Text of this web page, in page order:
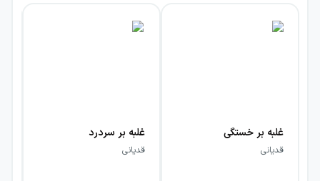
غلبه بر خستگی
قدیانی
غلبه بر سردرد
قدیانی